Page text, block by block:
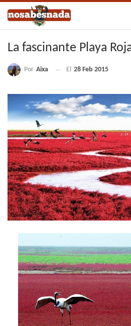
La fascinante Playa
Por Aixa El 28 Feb 2015